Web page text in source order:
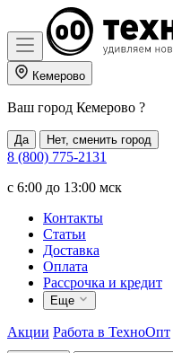
Кемерово
Ваш город Кемерово ?
Да Нет, сменить город
8 (800) 775-2131
c 6:00 до 13:00 мск
Контакты
Статьи
Доставка
Оплата
Рассрочка и кредит
Еще
Акции Работа в ТехноОпт